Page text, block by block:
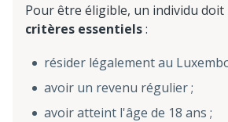
Pour être éligible, un individu
critères essentiels:
résider légalement au
avoir un revenu régulier ;
avoir atteint l'âge de 18 ans ;